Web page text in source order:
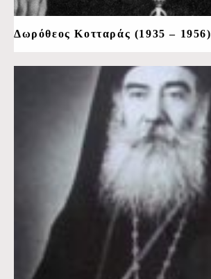
Δωρόθεος Κοτταράς (1935 – 1956)